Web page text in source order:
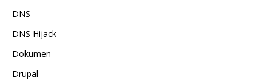
DNS
DNS Hijack
Dokumen
Drupal